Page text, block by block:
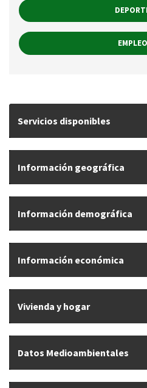
EMPLEO
Servicios disponibles
Información geográfica
Información demográfica
Información económica
Vivienda y hogar
Datos Medioambientales